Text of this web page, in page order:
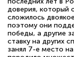
доверия, который
сложилось
поэтому они
победы, а другие
ставку на других
занял 7-е место